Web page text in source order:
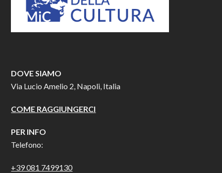
DOVE SIAMO
Via Lucio Amelio 2, Napoli, Italia
COME RAGGIUNGERCI
PER INFO
Telefono:
+39 081 7499130